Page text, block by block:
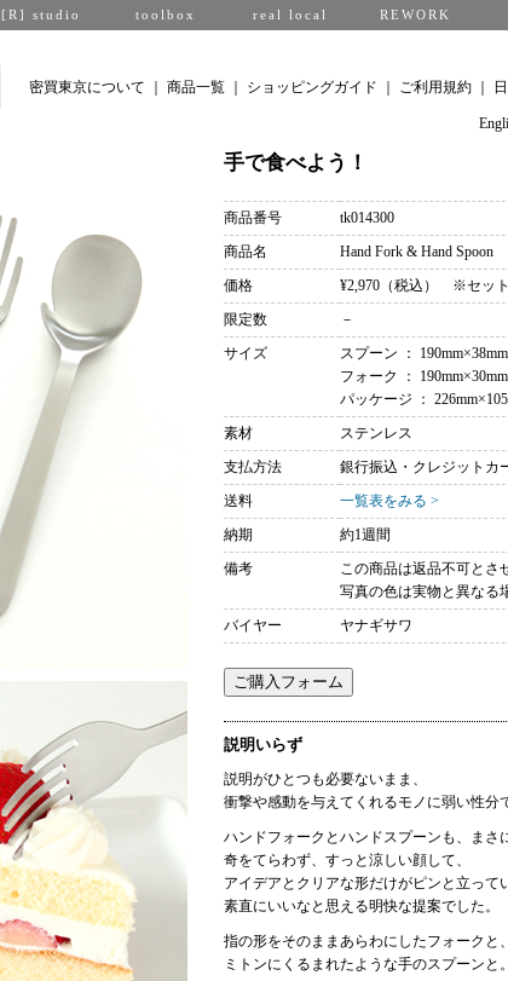
[R] studio toolbox real local REWORK
密買東京について 商品一覧 ショッピングガイド ご利用規約
手で食べよう！
商品番号
tk014300
商品名
Hand Fork & Hand Spoon
価格
¥2,970（税込） ※セッ
限定数
－
サイズ
スプーン ： 190mm×38mm
フォーク ： 190mm×30mm
パッケージ ：
素材
ステンレス
支払方法
銀行振込・クレジットカ
送料
一覧表をみる >
納期
約1週間
備考
この商品は返品不可とさ
写真の色は実物と異なる
バイヤー
ヤナギサワ
説明いらず
説明がひとつも必要ないまま、
衝撃や感動を与えてくれるモノに弱い性分
ハンドフォークとハンドスプーンも、まさ
奇をてらわず、すっと涼しい顔して、
アイデアとクリアな形だけがピンと立って
素直にいいなと思える明快な提案でした。
指の形をそのままあらわにしたフォークと、
ミトンにくるまれたような手のスプーンと。